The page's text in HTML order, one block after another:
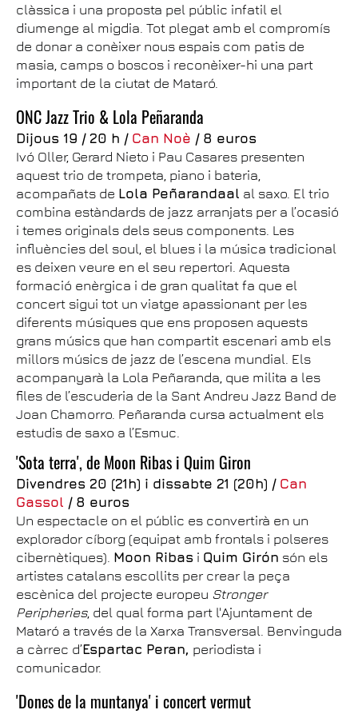
clàssica i una proposta pel públic infatil el
diumenge al migdia. Tot plegat amb el compromís
de donar a conèixer nous espais com patis de
masia, camps o boscos i reconèixer-hi una part
important de la ciutat de Mataró.
ONC Jazz Trio & Lola Peñaranda
Dijous 19 / 20 h / Can Noè / 8 euros
Ivó Oller, Gerard Nieto i Pau Casares presenten
aquest trio de trompeta, piano i bateria,
acompañats de Lola Peñarandaal al saxo. El trio
combina estàndards de jazz arranjats per a l’ocasió
i temes originals dels seus components. Les
influències del soul, el blues i la música tradicional
es deixen veure en el seu repertori. Aquesta
formació enèrgica i de gran qualitat fa que el
concert sigui tot un viatge apassionant per les
diferents músiques que ens proposen aquests
grans músics que han compartit escenari amb els
millors músics de jazz de l’escena mundial. Els
acompanyarà la Lola Peñaranda, que milita a les
files de l’escuderia de la Sant Andreu Jazz Band de
Joan Chamorro. Peñaranda cursa actualment els
estudis de saxo a l’Esmuc.
'Sota terra', de Moon Ribas i Quim Giron
Divendres 20 (21h) i dissabte 21 (20h) / Can
Gassol / 8 euros
Un espectacle on el públic es convertirà en un
explorador cíborg (equipat amb frontals i polseres
cibernètiques). Moon Ribas i Quim Girón són els
artistes catalans escollits per crear la peça
escènica del projecte europeu Stronger
Peripheries, del qual forma part l'Ajuntament de
Mataró a través de la Xarxa Transversal. Benvinguda
a càrrec d’Espartac Peran, periodista i
comunicador.
'Dones de la muntanya' i concert vermut